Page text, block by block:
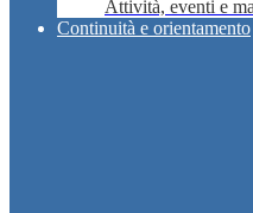
Attività, eventi e
Continuità e orientamento